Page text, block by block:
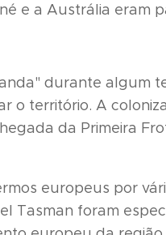
e a Austrália eram
durante algum
o território. A
da Primeira
europeus por
Tasman foram